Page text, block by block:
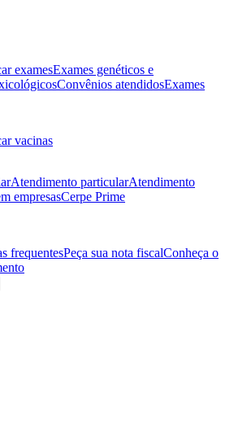
examesExames genéticos e
Convênios atendidosExames
vacinas
Atendimento particularAtendimento
empresasCerpe Prime
frequentesPeça sua nota fiscalConheça o